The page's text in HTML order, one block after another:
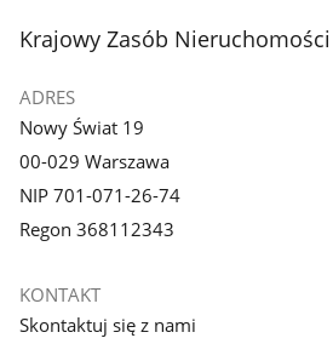
galerii.
galerii.
stopka
Krajowy Zasób Nieruchomości
ADRES
Nowy Świat 19
00-029 Warszawa
NIP 701-071-26-74
Regon 368112343
KONTAKT
Skontaktuj się z nami